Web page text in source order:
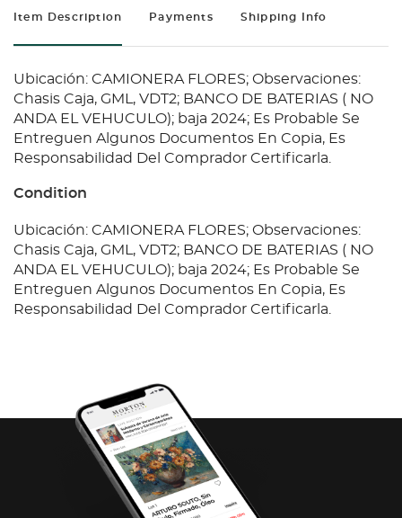
Item Description Payments Shipping Info
Ubicación: CAMIONERA FLORES; Observaciones:
Chasis Caja, GML, VDT2; BANCO DE BATERIAS ( NO
ANDA EL VEHUCULO); baja 2024; Es Probable Se
Entreguen Algunos Documentos En Copia, Es
Responsabilidad Del Comprador Certificarla.
Condition
Ubicación: CAMIONERA FLORES; Observaciones:
Chasis Caja, GML, VDT2; BANCO DE BATERIAS ( NO
ANDA EL VEHUCULO); baja 2024; Es Probable Se
Entreguen Algunos Documentos En Copia, Es
Responsabilidad Del Comprador Certificarla.